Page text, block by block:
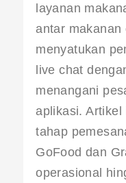
layanan
antar makanan
menyatukan
live chat
menangani
aplikasi.
tahap
GoFood dan
operasional